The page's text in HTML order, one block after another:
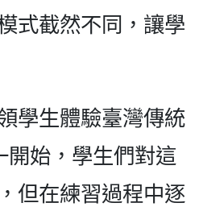
式截然不同，讓學
學生體驗臺灣傳統
開始，學生們對這
但在練習過程中逐